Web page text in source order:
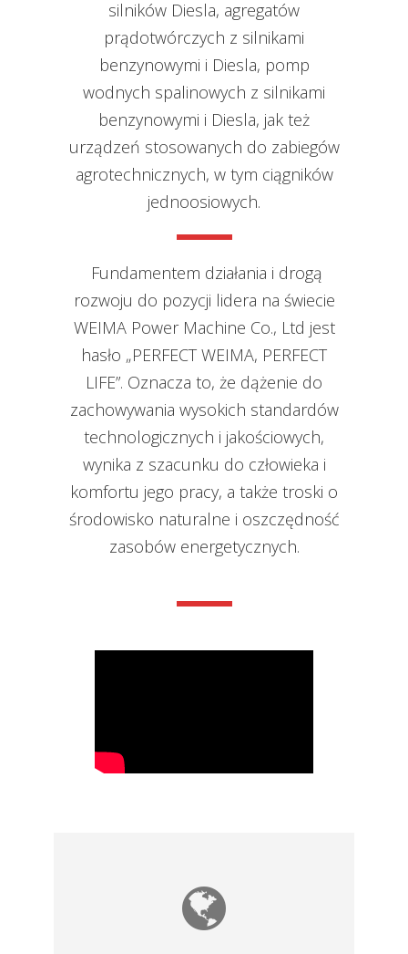
silników Diesla, agregatów
prądotwórczych z silnikami
benzynowymi i Diesla, pomp
wodnych spalinowych z silnikami
benzynowymi i Diesla, jak też
urządzeń stosowanych do zabiegów
agrotechnicznych, w tym ciągników
jednoosiowych.
Fundamentem działania i drogą
rozwoju do pozycji lidera na świecie
WEIMA Power Machine Co., Ltd jest
hasło „PERFECT WEIMA, PERFECT
LIFE”. Oznacza to, że dążenie do
zachowywania wysokich standardów
technologicznych i jakościowych,
wynika z szacunku do człowieka i
komfortu jego pracy, a także troski o
środowisko naturalne i oszczędność
zasobów energetycznych.